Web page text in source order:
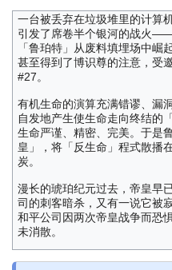
一台被丢弃在垃圾堆里的计算
引发了席卷半个银河的战火——
「鲁珀特」从废料填埋场中崛
甚至得到了博识尊的注意，受
#27。
有机生命的演算充满错谬、漏
自发地产生使生命走向终结的
生命严谨、精密、完美。于是
皇」，将「反生命」程式散播
炭。
漫长的琥珀纪元过去，帝皇早
司的刺客暗杀，又有一说它被
和平公司因两次帝皇战争而恐
未消散。